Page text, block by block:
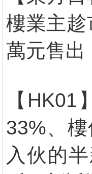
樓業主
萬元售出
【
33%、
入伙的